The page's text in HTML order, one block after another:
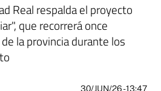
Real respalda el proyecto
que recorrerá once
la provincia durante los
30/JUN/26- 13:47